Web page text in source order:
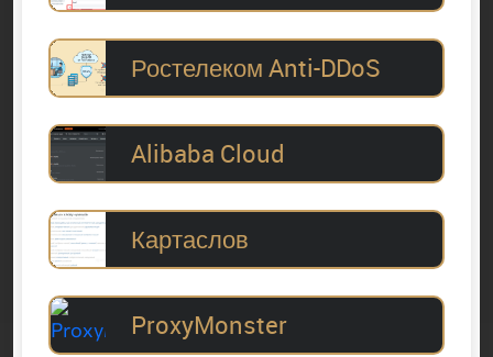
Ростелеком Anti-DDoS
Alibaba Cloud
Картаслов
ProxyMonster